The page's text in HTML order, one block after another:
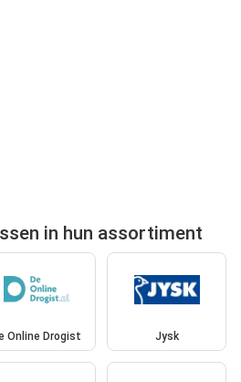
in hun assortiment
Online Drogist Jysk